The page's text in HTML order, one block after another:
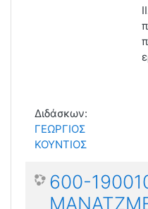
Διδάσκων:
ΓΕΩΡΓΙΟΣ
ΚΟΥΝΤΙΟΣ
600-